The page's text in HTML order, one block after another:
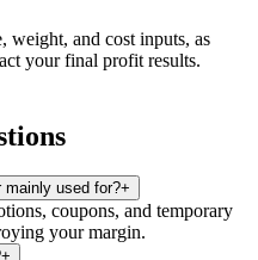
weight, and cost inputs, as
your final profit results.
mainly used for?+
coupons, and temporary
your margin.
+